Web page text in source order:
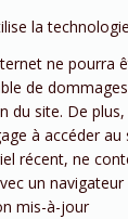
la
ne pourra
de
du site. De plus,
à accéder
récent, ne
un navigateur
mis-à-jour